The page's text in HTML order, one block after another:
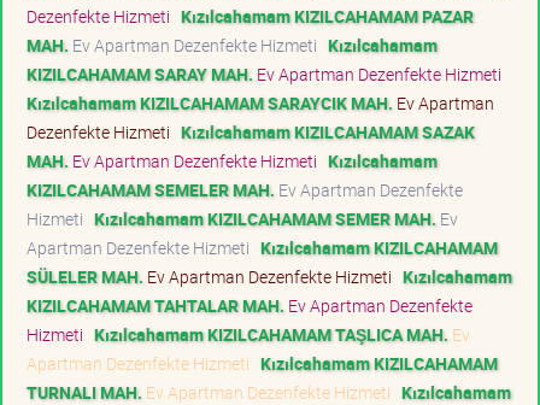
Dezenfekte Hizmeti Kızılcahamam KIZILCAHAMAM PAZAR
MAH. Ev Apartman Dezenfekte Hizmeti Kızılcahamam
KIZILCAHAMAM SARAY MAH. Ev Apartman Dezenfekte Hizmeti
Kızılcahamam KIZILCAHAMAM SARAYCIK MAH. Ev Apartman
Dezenfekte Hizmeti Kızılcahamam KIZILCAHAMAM SAZAK
MAH. Ev Apartman Dezenfekte Hizmeti Kızılcahamam
KIZILCAHAMAM SEMELER MAH. Ev Apartman Dezenfekte
Hizmeti Kızılcahamam KIZILCAHAMAM SEMER MAH. Ev
Apartman Dezenfekte Hizmeti Kızılcahamam KIZILCAHAMAM
SÜLELER MAH. Ev Apartman Dezenfekte Hizmeti Kızılcahamam
KIZILCAHAMAM TAHTALAR MAH. Ev Apartman Dezenfekte
Hizmeti Kızılcahamam KIZILCAHAMAM TAŞLICA MAH. Ev
Apartman Dezenfekte Hizmeti Kızılcahamam KIZILCAHAMAM
TURNALI MAH. Ev Apartman Dezenfekte Hizmeti Kızılcahamam